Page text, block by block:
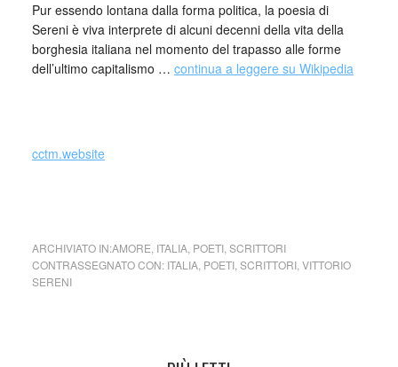
Pur essendo lontana dalla forma politica, la poesia di
Sereni è viva interprete di alcuni decenni della vita della
borghesia italiana nel momento del trapasso alle forme
dell’ultimo capitalismo … continua a leggere su Wikipedia
cctm.website
ARCHIVIATO IN:AMORE ITALIA, POETI, SCRITTORI
CONTRASSEGNATO CON: ITALIA, POETI, SCRITTORI, VITTORIO
SERENI